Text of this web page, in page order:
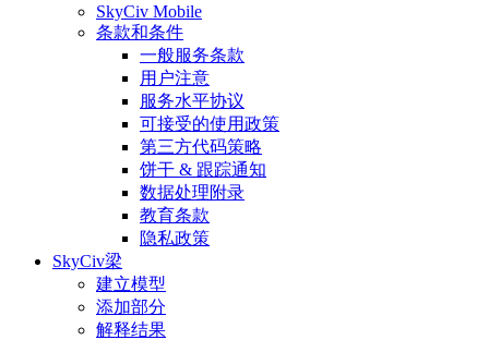
SkyCiv Mobile
条款和条件
一般服务条款
用户注意
服务水平协议
可接受的使用政策
第三方代码策略
饼干 & 跟踪通知
数据处理附录
教育条款
隐私政策
SkyCiv梁
建立模型
添加部分
解释结果